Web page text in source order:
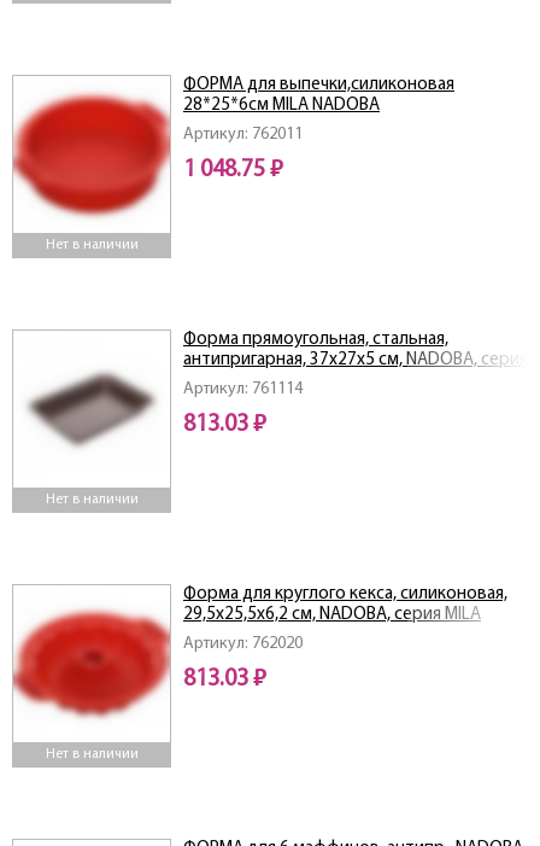
Нет в наличии
Артикул: 762011
ФОРМА для выпечки,силиконовая
28*25*6см MILA NADOBA
1 048.75 ₽
Нет в наличии
Артикул: 761114
Форма прямоугольная, стальная,
антипригарная, 37х27х5 см, NADOBA, серия
LIBA
813.03 ₽
Нет в наличии
Артикул: 762020
Форма для круглого кекса, силиконовая,
29,5x25,5x6,2 см, NADOBA, серия MILA
813.03 ₽